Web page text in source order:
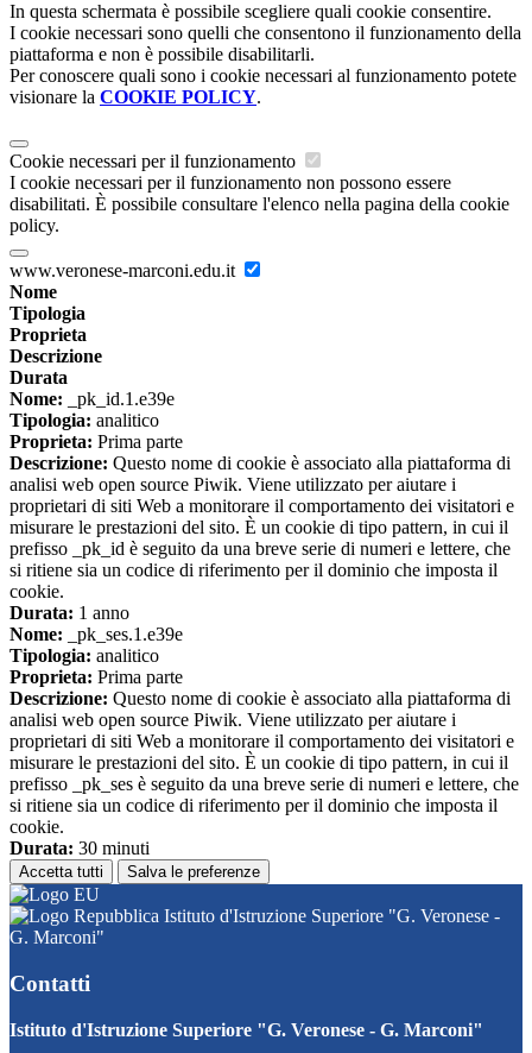
In questa schermata è possibile scegliere quali cookie consentire.
I cookie necessari sono quelli che consentono il funzionamento della
piattaforma e non è possibile disabilitarli.
Per conoscere quali sono i cookie necessari al funzionamento potete
visionare la COOKIE POLICY.
Cookie necessari per il funzionamento
I cookie necessari per il funzionamento non possono essere
disabilitati. È possibile consultare l'elenco nella pagina della cookie
policy.
www.veronese-marconi.edu.it
Nome
Tipologia
Proprieta
Descrizione
Durata
Nome: _pk_id.1.e39e
Tipologia: analitico
Proprieta: Prima parte
Descrizione: Questo nome di cookie è associato alla piattaforma di
analisi web open source Piwik. Viene utilizzato per aiutare i
proprietari di siti Web a monitorare il comportamento dei visitatori e
misurare le prestazioni del sito. È un cookie di tipo pattern, in cui il
prefisso _pk_id è seguito da una breve serie di numeri e lettere, che
si ritiene sia un codice di riferimento per il dominio che imposta il
cookie.
Durata: 1 anno
Nome: _pk_ses.1.e39e
Tipologia: analitico
Proprieta: Prima parte
Descrizione: Questo nome di cookie è associato alla piattaforma di
analisi web open source Piwik. Viene utilizzato per aiutare i
proprietari di siti Web a monitorare il comportamento dei visitatori e
misurare le prestazioni del sito. È un cookie di tipo pattern, in cui il
prefisso _pk_ses è seguito da una breve serie di numeri e lettere, che
si ritiene sia un codice di riferimento per il dominio che imposta il
cookie.
Durata: 30 minuti
Accetta tutti Salva le preferenze
Istituto d'Istruzione Superiore "G. Veronese -
G. Marconi"
Contatti
Istituto d'Istruzione Superiore "G. Veronese - G. Marconi"